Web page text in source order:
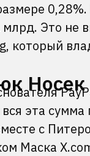
млрд. Это
который
Носек
эта
с
Маска